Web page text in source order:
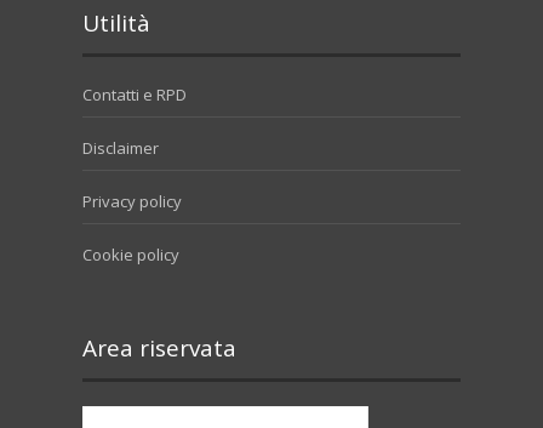
Utilità
Contatti e RPD
Disclaimer
Privacy policy
Cookie policy
Area riservata